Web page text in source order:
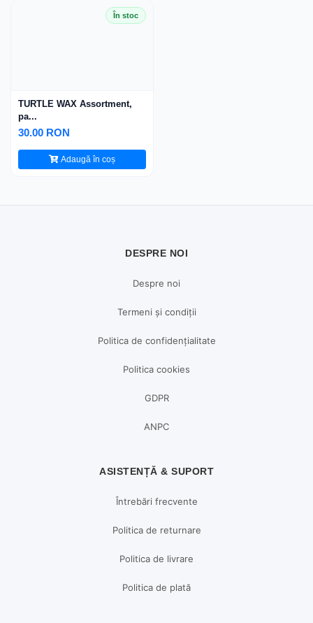
În stoc
TURTLE WAX Assortment,
pa...
30.00 RON
Adaugă în coș
DESPRE NOI
Despre noi
Termeni și condiții
Politica de confidențialitate
Politica cookies
GDPR
ANPC
ASISTENȚĂ & SUPORT
Întrebări frecvente
Politica de returnare
Politica de livrare
Politica de plată